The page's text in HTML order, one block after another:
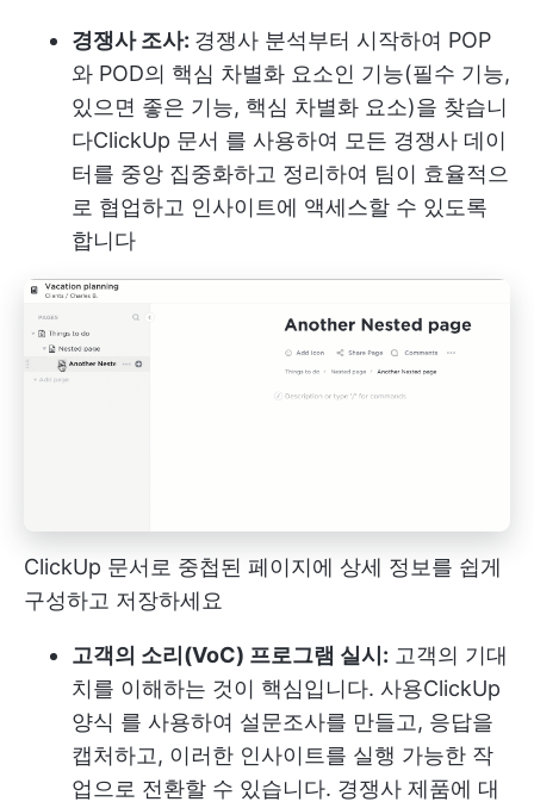
경쟁사 조사: 경쟁사 분석부터 시작하여 POP
와 POD의 핵심 차별화 요소인 기능(필수 기능,
있으면 좋은 기능, 핵심 차별화 요소)을 찾습니
다ClickUp 문서 를 사용하여 모든 경쟁사 데이
터를 중앙 집중화하고 정리하여 팀이 효율적으
로 협업하고 인사이트에 액세스할 수 있도록
합니다
ClickUp 문서로 중첩된 페이지에 상세 정보를 쉽게
구성하고 저장하세요
고객의 소리(VoC) 프로그램 실시: 고객의 기대
치를 이해하는 것이 핵심입니다. 사용ClickUp
양식 를 사용하여 설문조사를 만들고, 응답을
캡처하고, 이러한 인사이트를 실행 가능한 작
업으로 전환할 수 있습니다. 경쟁사 제품에 대